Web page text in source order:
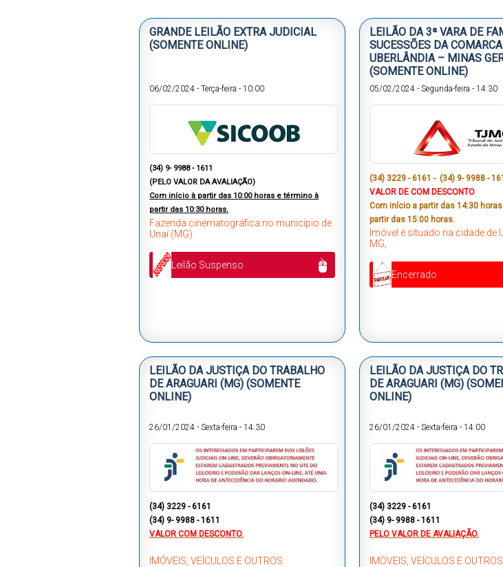
GRANDE LEILÃO EXTRA JUDICIAL
(SOMENTE ONLINE)
06/02/2024 - Terça-feira - 10:00
(34) 9- 9988 - 1611
(PELO VALOR DA AVALIAÇÃO)
Com início à partir das 10:00 horas e término à
partir das 10:30 horas.
Fazenda cinematográfica no município de
Unaí (MG)
Leilão Suspenso
LEILÃO DA 3ª VARA DE
SUCESSÕES DA
UBERLÂNDIA – MINAS
(SOMENTE ONLINE)
05/02/2024 - Segunda-feira - 14:30
(34) 3229 - 6161 - (34) 9- 9988 -
VALOR DE COM DESCONTO
Com início a partir das 14:30
partir das 15:00 horas.
Imóvel é situado na cidade de
MG,
Encerrado
LEILÃO DA JUSTIÇA DO TRABALHO
DE ARAGUARI (MG) (SOMENTE
ONLINE)
26/01/2024 - Sexta-feira - 14:30
(34) 3229 - 6161
(34) 9- 9988 - 1611
VALOR COM DESCONTO.
IMÓVEIS, VEÍCULOS E OUTROS.
LEILÃO DA JUSTIÇA DO
DE ARAGUARI (MG)
ONLINE)
26/01/2024 - Sexta-feira - 14:00
(34) 3229 - 6161
(34) 9- 9988 - 1611
PELO VALOR DE AVALIAÇÃO.
IMÓVEIS, VEÍCULOS E OUTROS.